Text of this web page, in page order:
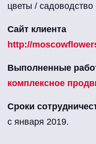
цветы / садоводство
Сайт клиента
http://
Выполненные
комплексное
Сроки
с января 2019.